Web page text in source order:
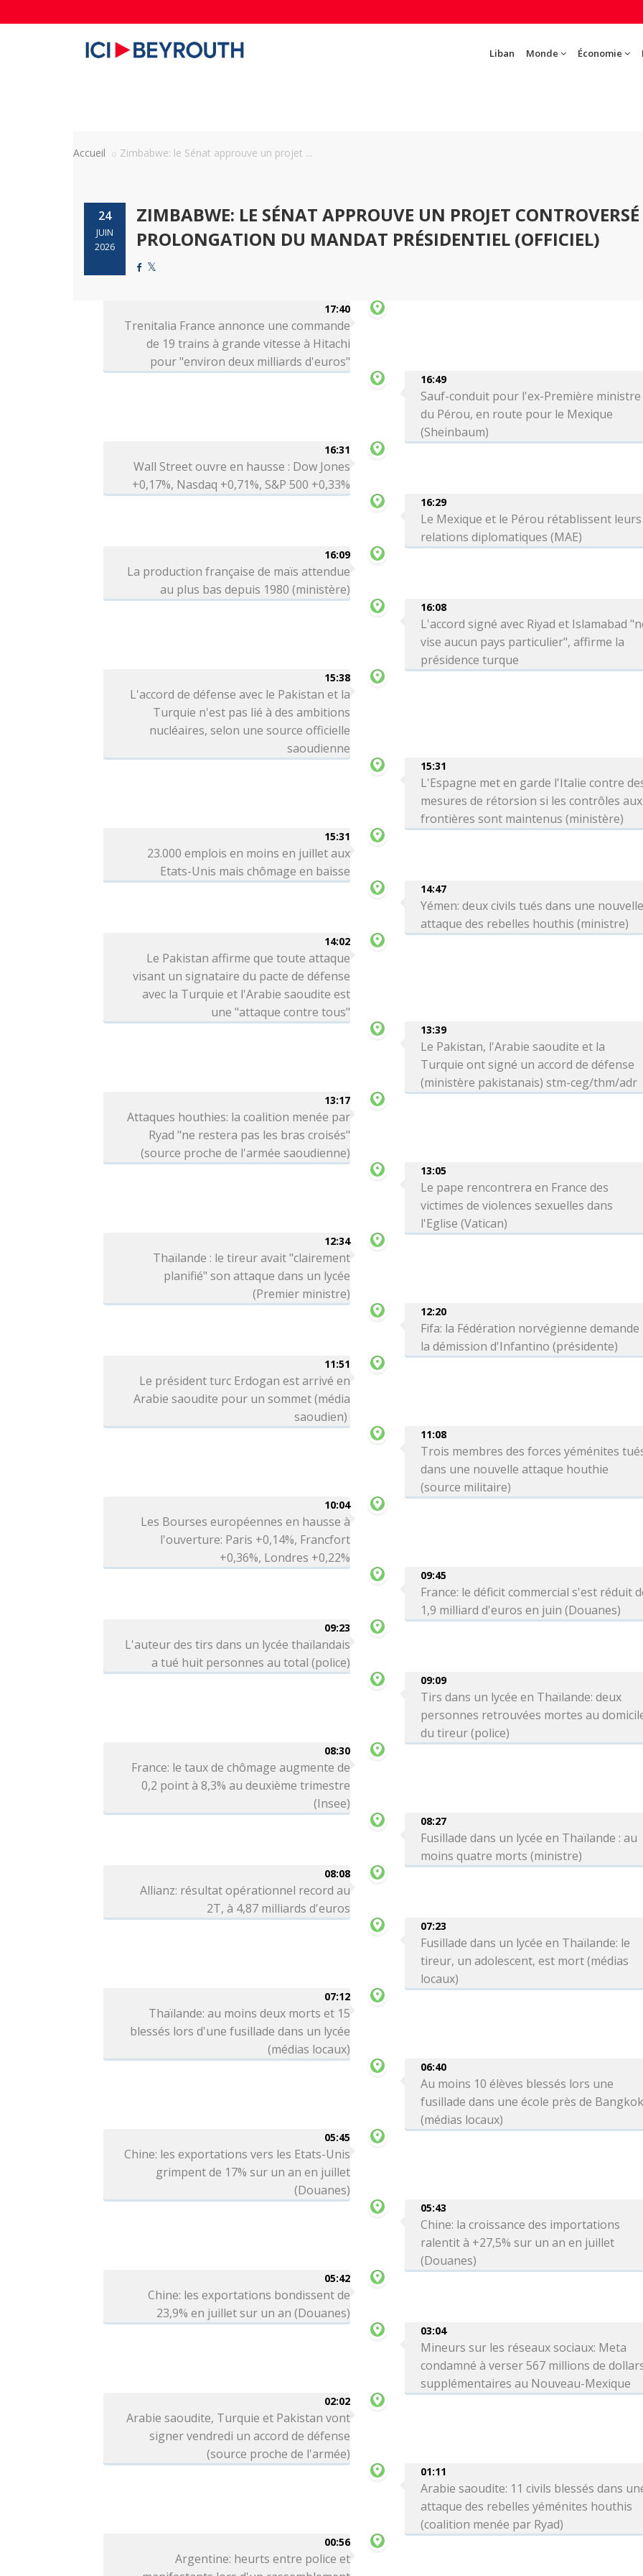
Liban Monde Économie
Accueil Zimbabwe: le Sénat approuve un projet ...
24
JUIN
2026
ZIMBABWE: LE SÉNAT APPROUVE UN PROJET CONTROVERSÉ
PROLONGATION DU MANDAT PRÉSIDENTIEL (OFFICIEL)
17:40
Trenitalia France annonce une commande
de 19 trains à grande vitesse à Hitachi
pour "environ deux milliards d'euros"
16:49
Sauf-conduit pour l'ex-Première ministre
du Pérou, en route pour le Mexique
(Sheinbaum)
16:31
Wall Street ouvre en hausse : Dow Jones
+0,17%, Nasdaq +0,71%, S&P 500 +0,33%
16:29
Le Mexique et le Pérou rétablissent leurs
relations diplomatiques (MAE)
16:09
La production française de maïs attendue
au plus bas depuis 1980 (ministère)
16:08
L'accord signé avec Riyad et Islamabad
vise aucun pays particulier", affirme la
présidence turque
15:38
L'accord de défense avec le Pakistan et la
Turquie n'est pas lié à des ambitions
nucléaires, selon une source officielle
saoudienne
15:31
L'Espagne met en garde l'Italie contre
mesures de rétorsion si les contrôles aux
frontières sont maintenus (ministère)
15:31
23.000 emplois en moins en juillet aux
Etats-Unis mais chômage en baisse
14:47
Yémen: deux civils tués dans une
attaque des rebelles houthis (ministre)
14:02
Le Pakistan affirme que toute attaque
visant un signataire du pacte de défense
avec la Turquie et l'Arabie saoudite est
une "attaque contre tous"
13:39
Le Pakistan, l'Arabie saoudite et la
Turquie ont signé un accord de défense
(ministère pakistanais) stm-ceg/thm/adr
13:17
Attaques houthies: la coalition menée par
Ryad "ne restera pas les bras croisés"
(source proche de l'armée saoudienne)
13:05
Le pape rencontrera en France des
victimes de violences sexuelles dans
l'Eglise (Vatican)
12:34
Thaïlande : le tireur avait "clairement
planifié" son attaque dans un lycée
(Premier ministre)
12:20
Fifa: la Fédération norvégienne demande
la démission d'Infantino (présidente)
11:51
Le président turc Erdogan est arrivé en
Arabie saoudite pour un sommet (média
saoudien)
11:08
Trois membres des forces yéménites
dans une nouvelle attaque houthie
(source militaire)
10:04
Les Bourses européennes en hausse à
l'ouverture: Paris +0,14%, Francfort
+0,36%, Londres +0,22%
09:45
France: le déficit commercial s'est réduit
1,9 milliard d'euros en juin (Douanes)
09:23
L'auteur des tirs dans un lycée thaïlandais
a tué huit personnes au total (police)
09:09
Tirs dans un lycée en Thaïlande: deux
personnes retrouvées mortes au
du tireur (police)
08:30
France: le taux de chômage augmente de
0,2 point à 8,3% au deuxième trimestre
(Insee)
08:27
Fusillade dans un lycée en Thaïlande : au
moins quatre morts (ministre)
08:08
Allianz: résultat opérationnel record au
2T, à 4,87 milliards d'euros
07:23
Fusillade dans un lycée en Thaïlande: le
tireur, un adolescent, est mort (médias
locaux)
07:12
Thaïlande: au moins deux morts et 15
blessés lors d'une fusillade dans un lycée
(médias locaux)
06:40
Au moins 10 élèves blessés lors une
fusillade dans une école près de
(médias locaux)
05:45
Chine: les exportations vers les Etats-Unis
grimpent de 17% sur un an en juillet
(Douanes)
05:43
Chine: la croissance des importations
ralentit à +27,5% sur un an en juillet
(Douanes)
05:42
Chine: les exportations bondissent de
23,9% en juillet sur un an (Douanes)
03:04
Mineurs sur les réseaux sociaux: Meta
condamné à verser 567 millions de
supplémentaires au Nouveau-Mexique
02:02
Arabie saoudite, Turquie et Pakistan vont
signer vendredi un accord de défense
(source proche de l'armée)
01:11
Arabie saoudite: 11 civils blessés dans
attaque des rebelles yéménites houthis
(coalition menée par Ryad)
00:56
Argentine: heurts entre police et